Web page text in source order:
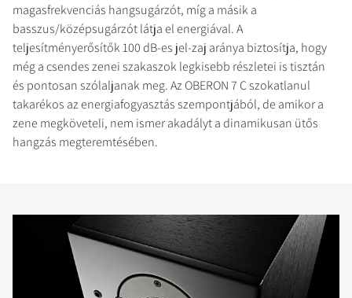
magasfrekvenciás hangsugárzót, míg a másik a
basszus/középsugárzót látja el energiával. A
teljesítményerősítők 100 dB-es jel-zaj aránya biztosítja, hogy
még a csendes zenei szakaszok legkisebb részletei is tisztán
és pontosan szólaljanak meg. Az OBERON 7 C szokatlanul
takarékos az energiafogyasztás szempontjából, de amikor a
zene megköveteli, nem ismer akadályt a dinamikusan ütős
hangzás megteremtésében.